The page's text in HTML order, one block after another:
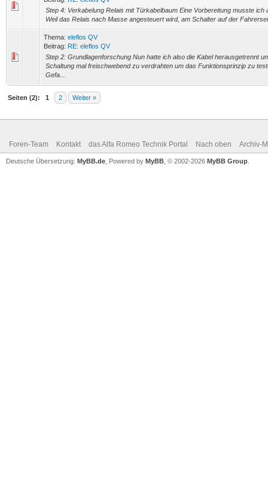
Step 4: Verkabelung Relais mit Türkabelbaum Eine Vorbereitung musste ich
Weil das Relais nach Masse angesteuert wird, am Schalter auf der
Thema: eleflos QV
Beitrag: RE: eleflos QV
Step 2: Grundlagenforschung Nun hatte ich also die Kabel herausgetrennt
Schaltung mal freischwebend zu verdrahten um das Funktionsprinzip zu
Gefa...
Seiten (2): 1 2 Weiter »
Foren-Team Kontakt das Alfa Romeo Technik Portal Nach oben Archiv-
Deutsche Übersetzung: MyBB.de , Powered by MyBB , © 2002-2026 MyBB Group